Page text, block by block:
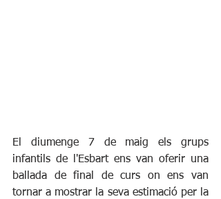
El diumenge 7 de maig els grups
infantils de l'Esbart ens van oferir una
ballada de final de curs on ens van
tornar a mostrar la seva estimació per la